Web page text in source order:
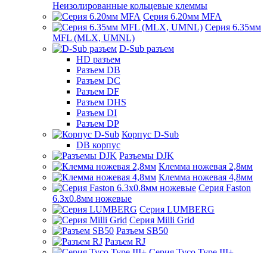
Неизолированные кольцевые клеммы
Серия 6.20мм MFA
Серия 6.35мм
MFL (MLX, UMNL)
D-Sub разъем
HD разъем
Разъем DB
Разъем DC
Разъем DF
Разъем DHS
Разъем DI
Разъем DP
Корпус D-Sub
DB корпус
Разъемы DJK
Клемма ножевая 2,8мм
Клемма ножевая 4,8мм
Серия Faston
6.3х0.8мм ножевые
Серия LUMBERG
Серия Milli Grid
Разъем SB50
Разъем RJ